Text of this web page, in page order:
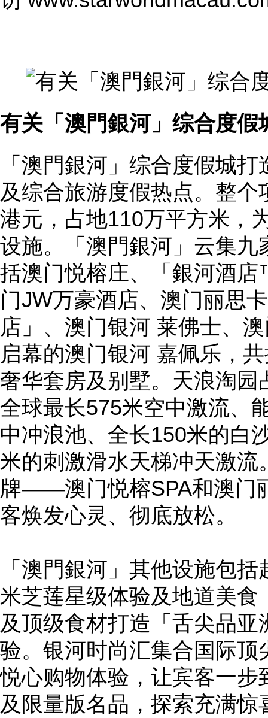
有关「澳門銀河」综合度假
「澳門銀河」综合度假城
及综合旅游度假热点。整
港元，占地110万平方米，
设施。「澳門銀河」云集
括澳门悦榕庄、「銀河酒
门JW万豪酒店、澳门丽思
店」、澳门银河 莱佛士、
启幕的澳门银河 嘉佩乐，
奢华套房及别墅。天浪淘
全球最长575米空中激流、
中冲浪池、全长150米的白
米的刺激滑水天梯冲天激
牌——澳门悦榕SPA和澳门
客焕发心灵、彻底放松。
「澳門銀河」其他设施包
米芝莲星级体验及地道美
及顶级食材打造「舌尖品
验。银河时尚汇集合国际
悦心购物体验，让宾客一
及限量版名品，探索充满